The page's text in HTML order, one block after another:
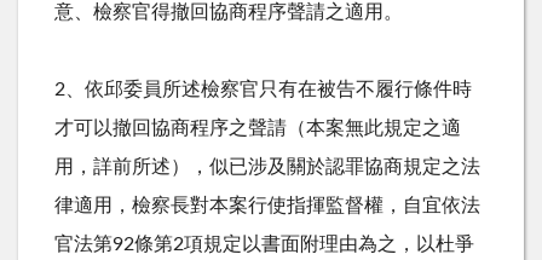
意、檢察官得撤回協商程序聲請之適用。
2、依邱委員所述檢察官只有在被告不履行條件時
才可以撤回協商程序之聲請（本案無此規定之適
用，詳前所述），似已涉及關於認罪協商規定之法
律適用，檢察長對本案行使指揮監督權，自宜依法
官法第92條第2項規定以書面附理由為之，以杜爭